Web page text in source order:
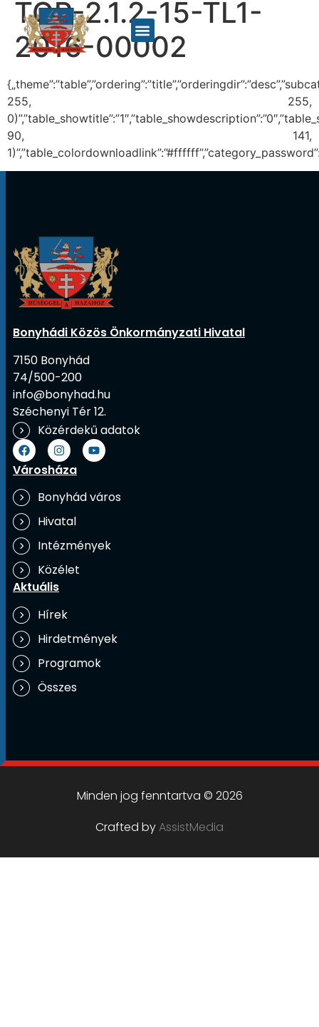
TOP-2.1.2-15-TL1-
2016-00002
255, 255,
90, 141,
Bonyhádi Közös Önkormányzati Hivatal
7150 Bonyhád
74/500-200
info@bonyhad.hu
Széchenyi Tér 12.
Közérdekű adatok
Városháza
Bonyhád város
Hivatal
Intézmények
Közélet
Aktuális
Hírek
Hirdetmények
Programok
Összes
Minden jog fenntartva © 2026
Crafted byAssistMedia